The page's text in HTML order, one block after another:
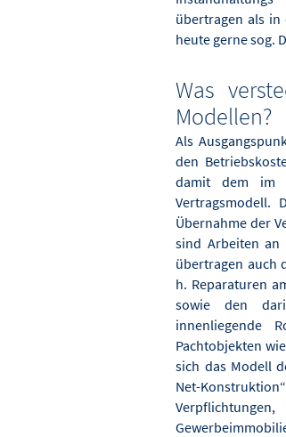
übertragen als in
heute gerne sog.
Was
Modellen?
Als
den
damit dem im
Vertragsmodell.
Übernahme der
sind Arbeiten an
übertragen auch
h. Reparaturen
sowie den
innenliegende
Pachtobjekten
sich das Modell
Net-